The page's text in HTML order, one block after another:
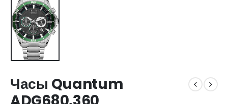
Часы Quantum